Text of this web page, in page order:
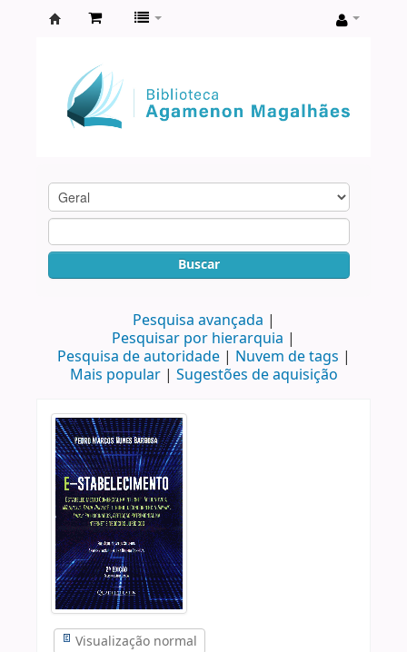
Agamenon
Magalhães
Buscar
Pesquisa avançada
Pesquisar por hierarquia
Pesquisa de autoridade
Nuvem de tags
Mais popular
Sugestões de aquisição
Visualização normal